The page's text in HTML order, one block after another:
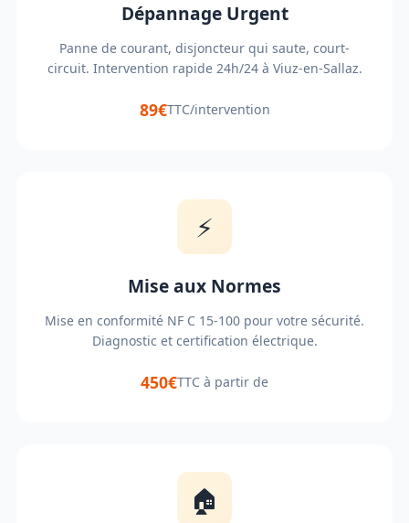
Dépannage Urgent
Panne de courant, disjoncteur qui saute, court-
circuit. Intervention rapide 24h/24 à Viuz-en-Sallaz.
89€TTC/intervention
⚡
Mise aux Normes
Mise en conformité NF C 15-100 pour votre sécurité.
Diagnostic et certification électrique.
450€TTC à partir de
🏠